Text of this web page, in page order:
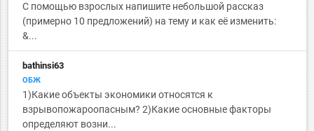
С помощью взрослых напишите небольшой рассказ
(примерно 10 предложений) на тему и как её изменить:
&...
bathinsi63
ОБЖ
1)Какие объекты экономики относятся к
взрывопожароопасным? 2)Какие основные факторы
определяют возни...